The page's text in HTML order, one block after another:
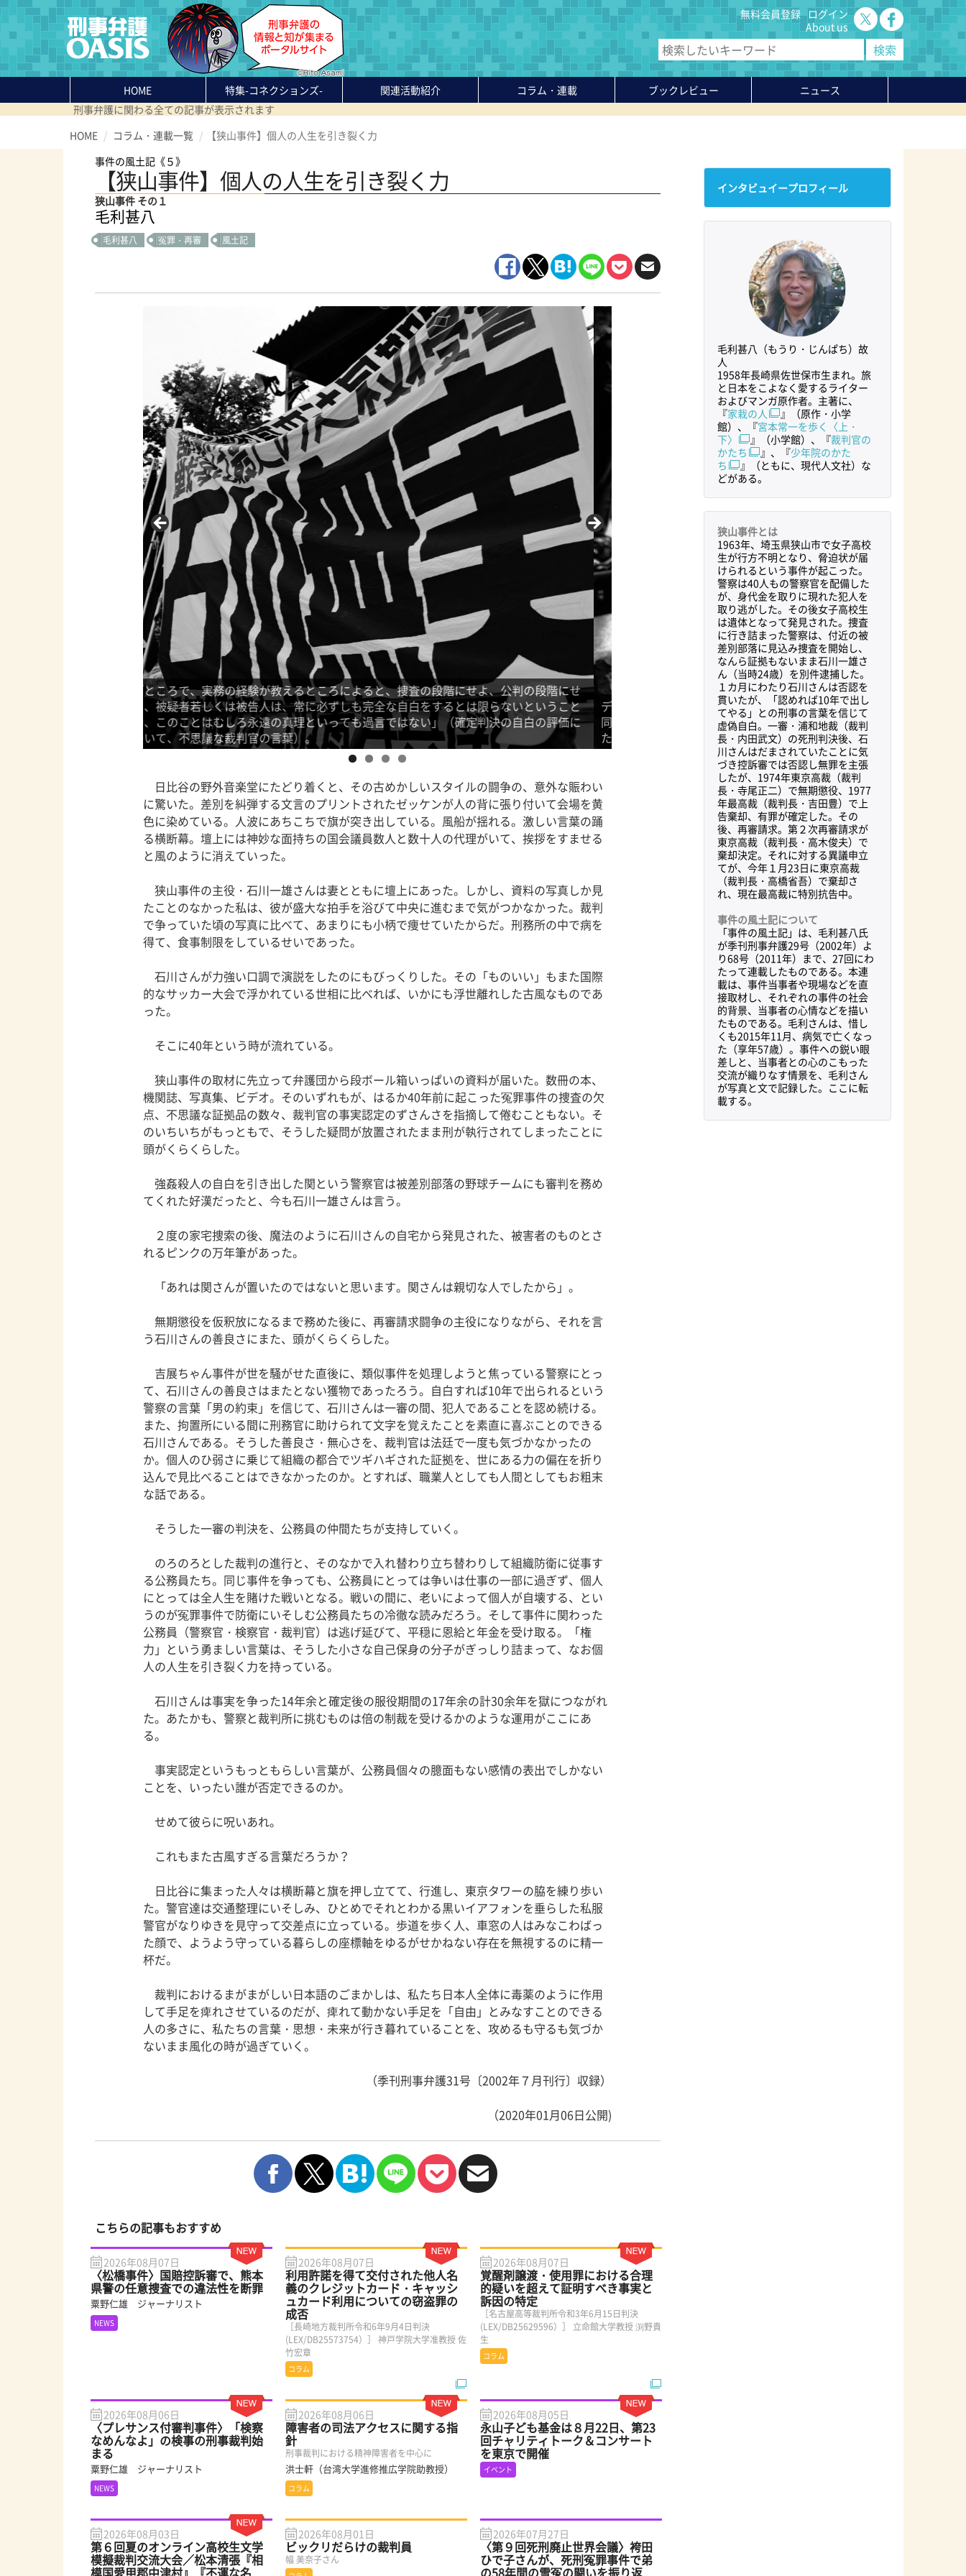
無料会員登録 ログイン
About us
HOME 特集-コネクションズ- 関連活動紹介 コラム・連載 ブックレビュー
ニュース
刑事弁護に関わる全ての記事が表示されます
HOME
コラム・連載一覧
【狭山事件】個人の人生を引き裂く力
事件の風土記《５》
【狭山事件】個人の人生を引き裂く力
狭山事件 その１
毛利甚八
毛利甚八 冤罪・再審 風土記
デモ行進に参加した数千人の人々を一人一人迎え、握手する石川一雄さん。全国の解放
同盟各支部、労働組合、市民団体、宗教関係者が参加して都心を一時間あまり行進し
た。
2002年5月23日、日比谷野外音楽堂に集まった参加者の数は約
動の取組みについてアンケート調査を行う小学生の姿もあった。
日比谷の野外音楽堂にたどり着くと、その古めかしいスタイルの闘争の、意外な賑わい
に驚いた。差別を糾弾する文言のプリントされたゼッケンが人の背に張り付いて会場を黄
色に染めている。人波にあちこちで旗が突き出している。風船が揺れる。激しい言葉の踊
る横断幕。壇上には神妙な面持ちの国会議員数人と数十人の代理がいて、挨拶をすませる
と風のように消えていった。
狭山事件の主役・石川一雄さんは妻とともに壇上にあった。しかし、資料の写真しか見
たことのなかった私は、彼が盛大な拍手を浴びて中央に進むまで気がつかなかった。裁判
で争っていた頃の写真に比べて、あまりにも小柄で痩せていたからだ。刑務所の中で病を
得て、食事制限をしているせいであった。
石川さんが力強い口調で演説をしたのにもびっくりした。その「ものいい」もまた国際
的なサッカー大会で浮かれている世相に比べれば、いかにも浮世離れした古風なものであ
った。
そこに40年という時が流れている。
狭山事件の取材に先立って弁護団から段ボール箱いっぱいの資料が届いた。数冊の本、
機関誌、写真集、ビデオ。そのいずれもが、はるか40年前に起こった冤罪事件の捜査の欠
点、不思議な証拠品の数々、裁判官の事実認定のずさんさを指摘して倦むこともない。そ
のいちいちがもっともで、そうした疑問が放置されたまま刑が執行されてしまったことに
頭がくらくらした。
強姦殺人の自白を引き出した関という警察官は被差別部落の野球チームにも審判を務め
てくれた好漢だったと、今も石川一雄さんは言う。
２度の家宅捜索の後、魔法のように石川さんの自宅から発見された、被害者のものとさ
れるピンクの万年筆があった。
「あれは関さんが置いたのではないと思います。関さんは親切な人でしたから」。
無期懲役を仮釈放になるまで務めた後に、再審請求闘争の主役になりながら、それを言
う石川さんの善良さにまた、頭がくらくらした。
吉展ちゃん事件が世を騒がせた直後に、類似事件を処理しようと焦っている警察にとっ
て、石川さんの善良さはまたとない獲物であったろう。自白すれば10年で出られるという
警察の言葉「男の約束」を信じて、石川さんは一審の間、犯人であることを認め続ける。
また、拘置所にいる間に刑務官に助けられて文字を覚えたことを素直に喜ぶことのできる
石川さんである。そうした善良さ・無心さを、裁判官は法廷で一度も気づかなかったの
か。個人のひ弱さに乗じて組織の都合でツギハギされた証拠を、世にある力の偏在を折り
込んで見比べることはできなかったのか。とすれば、職業人としても人間としてもお粗末
な話である。
そうした一審の判決を、公務員の仲間たちが支持していく。
のろのろとした裁判の進行と、そのなかで入れ替わり立ち替わりして組織防衛に従事す
る公務員たち。同じ事件を争っても、公務員にとっては争いは仕事の一部に過ぎず、個人
にとっては全人生を賭けた戦いとなる。戦いの間に、老いによって個人が自壊する、とい
うのが冤罪事件で防衛にいそしむ公務員たちの冷徹な読みだろう。そして事件に関わった
公務員（警察官・検察官・裁判官）は逃げ延びて、平穏に恩給と年金を受け取る。「権
力」という勇ましい言葉は、そうした小さな自己保身の分子がぎっしり詰まって、なお個
人の人生を引き裂く力を持っている。
石川さんは事実を争った14年余と確定後の服役期間の17年余の計30余年を獄につながれ
た。あたかも、警察と裁判所に挑むものは倍の制裁を受けるかのような運用がここにあ
る。
事実認定というもっともらしい言葉が、公務員個々の臆面もない感情の表出でしかない
ことを、いったい誰が否定できるのか。
せめて彼らに呪いあれ。
これもまた古風すぎる言葉だろうか？
日比谷に集まった人々は横断幕と旗を押し立てて、行進し、東京タワーの脇を練り歩い
た。警官達は交通整理にいそしみ、ひとめでそれとわかる黒いイアフォンを垂らした私服
警官がなりゆきを見守って交差点に立っている。歩道を歩く人、車窓の人はみなこわばっ
た顔で、ようよう守っている暮らしの座標軸をゆるがせかねない存在を無視するのに精一
杯だ。
裁判におけるまがまがしい日本語のごまかしは、私たち日本人全体に毒薬のように作用
して手足を痺れさせているのだが、痺れて動かない手足を「自由」とみなすことのできる
人の多さに、私たちの言葉・思想・未来が行き暮れていることを、攻めるも守るも気づか
ないまま風化の時が過ぎていく。
（季刊刑事弁護31号〔2002年７月刊行〕収録）
（2020年01月06日公開)
こちらの記事もおすすめ
2026年08月07日
〈松橋事件〉国賠控訴審で、熊本
県警の任意捜査での違法性を断罪
粟野仁雄 ジャーナリスト
NEWS
2026年08月07日
利用許諾を得て交付された他人名
義のクレジットカード・キャッシ
ュカード利用についての窃盗罪の
成否
［長崎地方裁判所令和6年9月4日判決
(LEX/DB25573754）］ 神戸学院大学准教授 佐
竹宏章
コラム
2026年08月07日
覚醒剤譲渡・使用罪における合理
的疑いを超えて証明すべき事実と
訴因の特定
［名古屋高等裁判所令和3年6月15日判決
(LEX/DB25629596）］ 立命館大学教授 渕野貴
生
コラム
2026年08月06日
〈プレサンス付審判事件〉「検察
なめんなよ」の検事の刑事裁判始
まる
粟野仁雄 ジャーナリスト
NEWS
2026年08月06日
障害者の司法アクセスに関する指
針
刑事裁判における精神障害者を中心に
洪士軒（台湾大学進修推広学院助教授）
コラム
2026年08月05日
永山子ども基金は８月22日、第23
回チャリティトーク＆コンサート
を東京で開催
イベント
2026年08月03日
第６回夏のオンライン高校生文学
模擬裁判交流大会／松本清張『相
模国愛甲郡中津村』『不運な名
2026年08月01日
ビックリだらけの裁判員
幅 美奈子さん
2026年07月27日
〈第９回死刑廃止世界会議〉袴田
ひで子さんが、死刑冤罪事件で弟
の58年間の雪冤の闘いを振り返
インタビュイープロフィール
毛利甚八（もうり・じんぱち）故
人
1958年長崎県佐世保市生まれ。旅
と日本をこよなく愛するライター
およびマンガ原作者。主著に、
『家栽の人
』（原作・小学
館）、『宮本常一を歩く〈上・
下〉
』（小学館）、『裁判官の
かたち
』、『少年院のかた
ち
』（ともに、現代人文社）な
どがある。
狭山事件とは
1963年、埼玉県狭山市で女子高校
生が行方不明となり、脅迫状が届
けられるという事件が起こった。
警察は40人もの警察官を配備した
が、身代金を取りに現れた犯人を
取り逃がした。その後女子高校生
は遺体となって発見された。捜査
に行き詰まった警察は、付近の被
差別部落に見込み捜査を開始し、
なんら証拠もないまま石川一雄さ
ん（当時24歳）を別件逮捕した。
１カ月にわたり石川さんは否認を
貫いたが、「認めれば10年で出し
てやる」との刑事の言葉を信じて
虚偽自白。一審・浦和地裁（裁判
長・内田武文）の死刑判決後、石
川さんはだまされていたことに気
づき控訴審では否認し無罪を主張
したが、1974年東京高裁（裁判
長・寺尾正二）で無期懲役、1977
年最高裁（裁判長・吉田豊）で上
告棄却、有罪が確定した。その
後、再審請求。第２次再審請求が
東京高裁（裁判長・高木俊夫）で
棄却決定。それに対する異議申立
てが、今年１月23日に東京高裁
（裁判長・高橋省吾）で棄却さ
れ、現在最高裁に特別抗告中。
事件の風土記について
「事件の風土記」は、毛利甚八氏
が季刊刑事弁護29号（2002年）よ
り68号（2011年）まで、27回にわ
たって連載したものである。本連
載は、事件当事者や現場などを直
接取材し、それぞれの事件の社会
的背景、当事者の心情などを描い
たものである。毛利さんは、惜し
くも2015年11月、病気で亡くなっ
た（享年57歳）。事件への鋭い眼
差しと、当事者との心のこもった
交流が織りなす情景を、毛利さん
が写真と文で記録した。ここに転
載する。